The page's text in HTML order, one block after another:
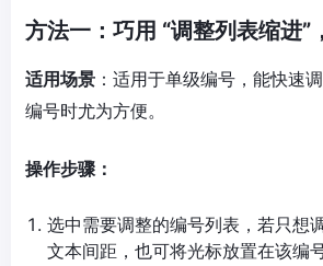
方法一：巧用 “调整列表缩进”
适用场景 ：适用于单级编号，能快速
编号时尤为方便。
操作步骤：
选中需要调整的编号列表，若只想
文本间距，也可将光标放置在该编号